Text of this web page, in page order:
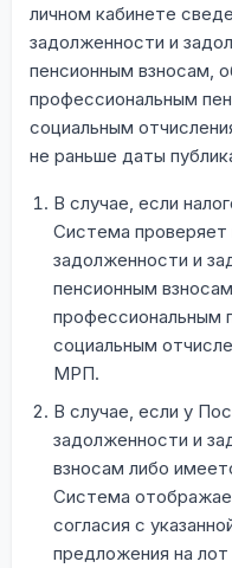
личном кабинете
задолженности и
пенсионным взносам,
профессиональным
социальным
не раньше даты
В случае, если
Система проверяет
задолженности и
пенсионным
профессиональным
социальным
МРП.
В случае, если у
задолженности и
взносам либо
Система
согласия с
предложения на